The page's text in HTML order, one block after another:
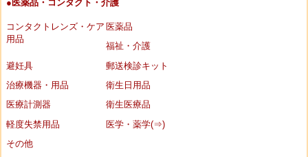
●医薬品・コンタクト・介護
コンタクトレンズ・ケア
用品
医薬品
福祉・介護
避妊具
郵送検診キット
治療機器・用品
衛生日用品
医療計測器
衛生医療品
軽度失禁用品
医学・薬学(⇒)
その他